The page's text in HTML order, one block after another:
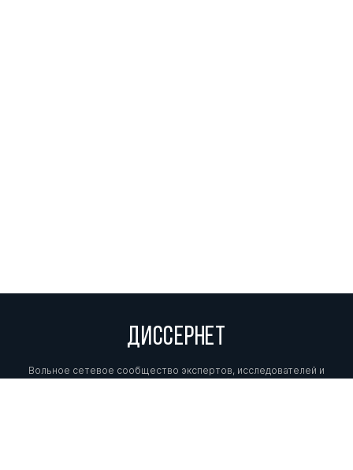
ДИССЕРНЕТ
Вольное сетевое сообщество экспертов, исследователей и
репортеров, посвящающих свой труд разоблачениям мошенников,